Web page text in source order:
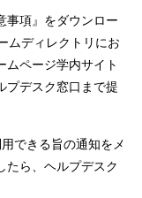
項』をダウンロー
ムディレクトリにお
ムページ学内サイト
デスク窓口まで提
できる旨の通知をメ
たら、ヘルプデスク